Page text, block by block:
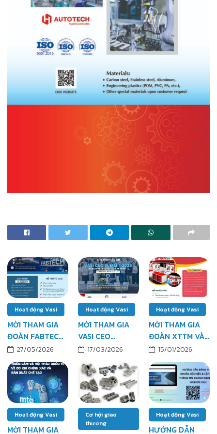
Hoạt động Vasi
MỜI THAM GIA
ĐOÀN FABTECH
LAS VEGAS
10/2026
27/05/2026
Hoạt động Vasi
MỜI THAM GIA
VASI CEO
SUMMIT 2026
KHU VỰC PHÍA
BẮC
17/03/2026
Hoạt động Vasi
MỜI THAM GIA
ĐOÀN XTTM VÀ
TRƯNG BÀY TẠI
KHU GIAN HÀNG
VIỆT NAM –
TRIỂN LÃM
HANNOVER
MESSE 2026
15/01/2026
Hoạt động Vasi
MỜI THAM GIA
Cơ hội giao
thương
Hoạt động Vasi
HƯỚNG DẪN